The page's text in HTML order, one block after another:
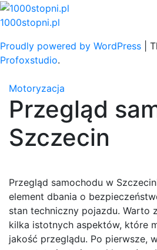
Skip
to
1000stopni.pl
Proudly powered by WordPress
Profoxstudio.
Motoryzacja
Przegląd
Szczecin
Przegląd samochodu w
element dbania o
stan techniczny pojazdu. Warto
kilka istotnych aspektów, które
jakość przeglądu. Po pierwsze,